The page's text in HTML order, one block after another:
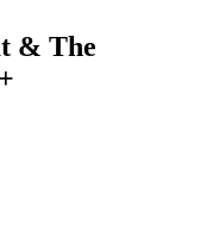
& The